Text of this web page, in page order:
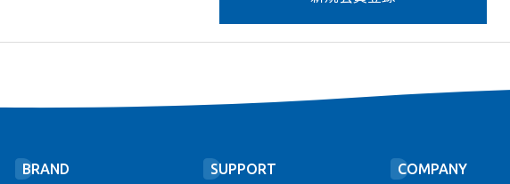
BRAND SUPPORT COMPANY